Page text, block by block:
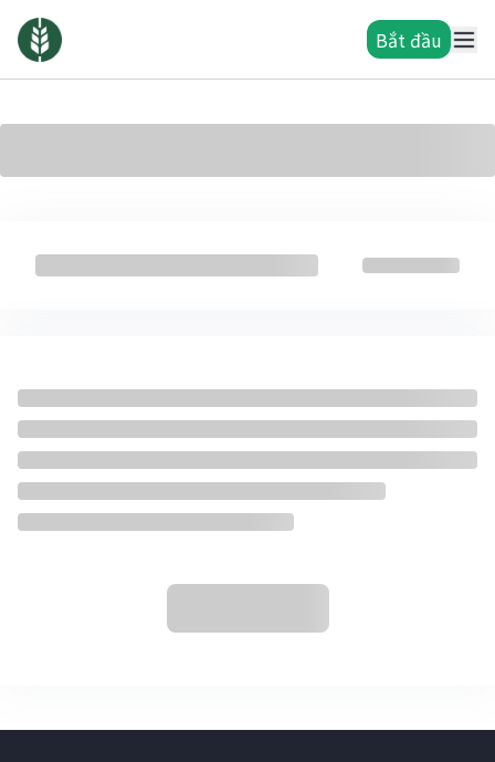
Bắt đầu